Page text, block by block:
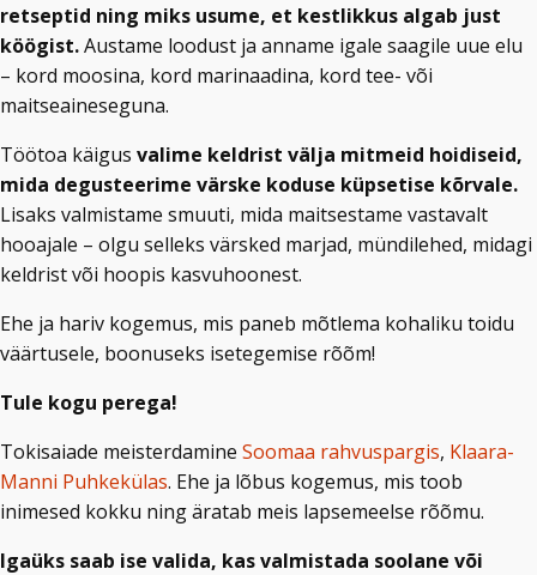
retseptid ning miks usume, et kestlikkus algab just
köögist.Austame loodust ja anname igale saagile uue elu
– kord moosina, kord marinaadina, kord tee- või
maitseaineseguna.
Töötoa käigus valime keldrist välja mitmeid hoidiseid,
mida degusteerime värske koduse küpsetise kõrvale.
Lisaks valmistame smuuti, mida maitsestame vastavalt
hooajale – olgu selleks värsked marjad, mündilehed, midagi
keldrist või hoopis kasvuhoonest.
Ehe ja hariv kogemus, mis paneb mõtlema kohaliku toidu
väärtusele, boonuseks isetegemise rõõm!
Tule kogu perega!
Tokisaiade meisterdamine Soomaa rahvuspargis, Klaara-
Manni Puhkekülas. Ehe ja lõbus kogemus, mis toob
inimesed kokku ning äratab meis lapsemeelse rõõmu.
Igaüks saab ise valida, kas valmistada soolane või